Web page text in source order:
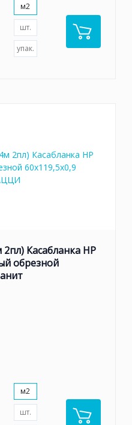
м2
шт.
упак.
2пл) Касабланка HP
обрезной
м2
шт.